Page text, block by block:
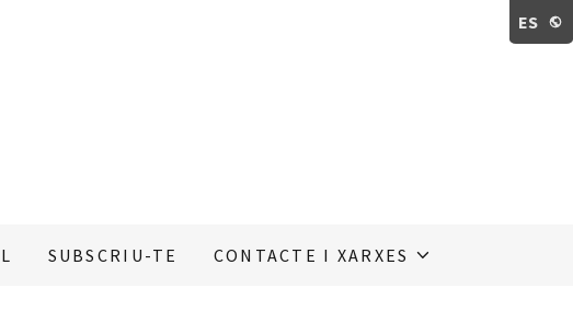
ES
SUBSCRIU-TE CONTACTE I XARXES